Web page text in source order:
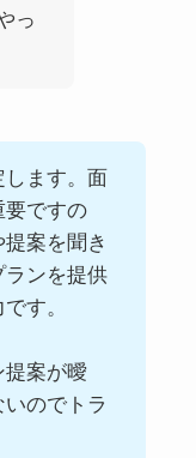
っ
します。面
要ですの
案を聞き
ランを提供
す。
提案が曖
のでトラ